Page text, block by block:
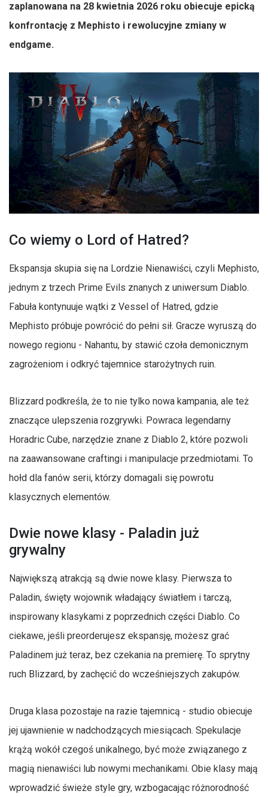
zaplanowana na 28 kwietnia 2026 roku obiecuje epicką
konfrontację z Mephisto i rewolucyjne zmiany w
endgame.
Co wiemy o Lord of Hatred?
Ekspansja skupia się na Lordzie Nienawiści, czyli Mephisto,
jednym z trzech Prime Evils znanych z uniwersum Diablo.
Fabuła kontynuuje wątki z Vessel of Hatred, gdzie
Mephisto próbuje powrócić do pełni sił. Gracze wyruszą do
nowego regionu - Nahantu, by stawić czoła demonicznym
zagrożeniom i odkryć tajemnice starożytnych ruin.
Blizzard podkreśla, że to nie tylko nowa kampania, ale też
znaczące ulepszenia rozgrywki. Powraca legendarny
Horadric Cube, narzędzie znane z Diablo 2, które pozwoli
na zaawansowane craftingi i manipulacje przedmiotami. To
hołd dla fanów serii, którzy domagali się powrotu
klasycznych elementów.
Dwie nowe klasy - Paladin już
grywalny
Największą atrakcją są dwie nowe klasy. Pierwsza to
Paladin, święty wojownik władający światłem i tarczą,
inspirowany klasykami z poprzednich części Diablo. Co
ciekawe, jeśli preorderujesz ekspansję, możesz grać
Paladinem już teraz, bez czekania na premierę. To sprytny
ruch Blizzard, by zachęcić do wcześniejszych zakupów.
Druga klasa pozostaje na razie tajemnicą - studio obiecuje
jej ujawnienie w nadchodzących miesiącach. Spekulacje
krążą wokół czegoś unikalnego, być może związanego z
magią nienawiści lub nowymi mechanikami. Obie klasy mają
wprowadzić świeże style gry, wzbogacając różnorodność